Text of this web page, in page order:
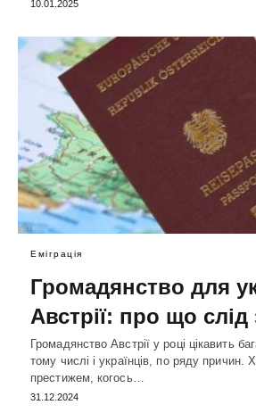
10.01.2025
Еміграція
Громадянство для
Австрії: про що слід
Громадянство Австрії у році цікавить
тому числі і українців, по ряду причин.
престижем, когось…
31.12.2024